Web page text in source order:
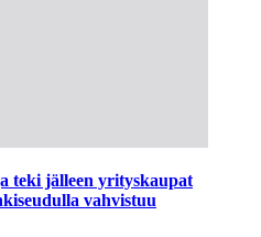
teki jälleen yrityskaupat
vahvistuu